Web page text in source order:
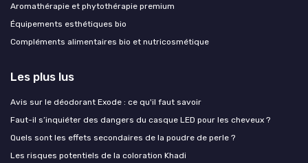
Aromathérapie et phytothérapie premium
Équipements esthétiques bio
Compléments alimentaires bio et nutricosmétique
Les plus lus
Avis sur le déodorant Exode : ce qu'il faut savoir
Faut-il s’inquiéter des dangers du casque LED pour les cheveux ?
Quels sont les effets secondaires de la poudre de perle ?
Les risques potentiels de la coloration Khadi